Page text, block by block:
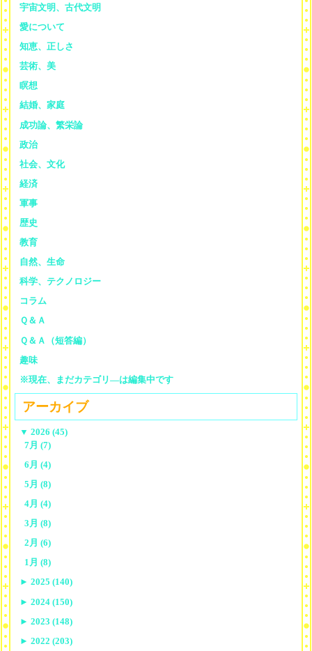
宇宙文明、古代文明
愛について
知恵、正しさ
芸術、美
瞑想
結婚、家庭
成功論、繁栄論
政治
社会、文化
経済
軍事
歴史
教育
自然、生命
科学、テクノロジー
コラム
Ｑ＆Ａ
Ｑ＆Ａ（短答編）
趣味
※現在、まだカテゴリ—は編集中です
アーカイブ
▼ 2026 (45)
7月 (7)
6月 (4)
5月 (8)
4月 (4)
3月 (8)
2月 (6)
1月 (8)
► 2025 (140)
► 2024 (150)
► 2023 (148)
► 2022 (203)